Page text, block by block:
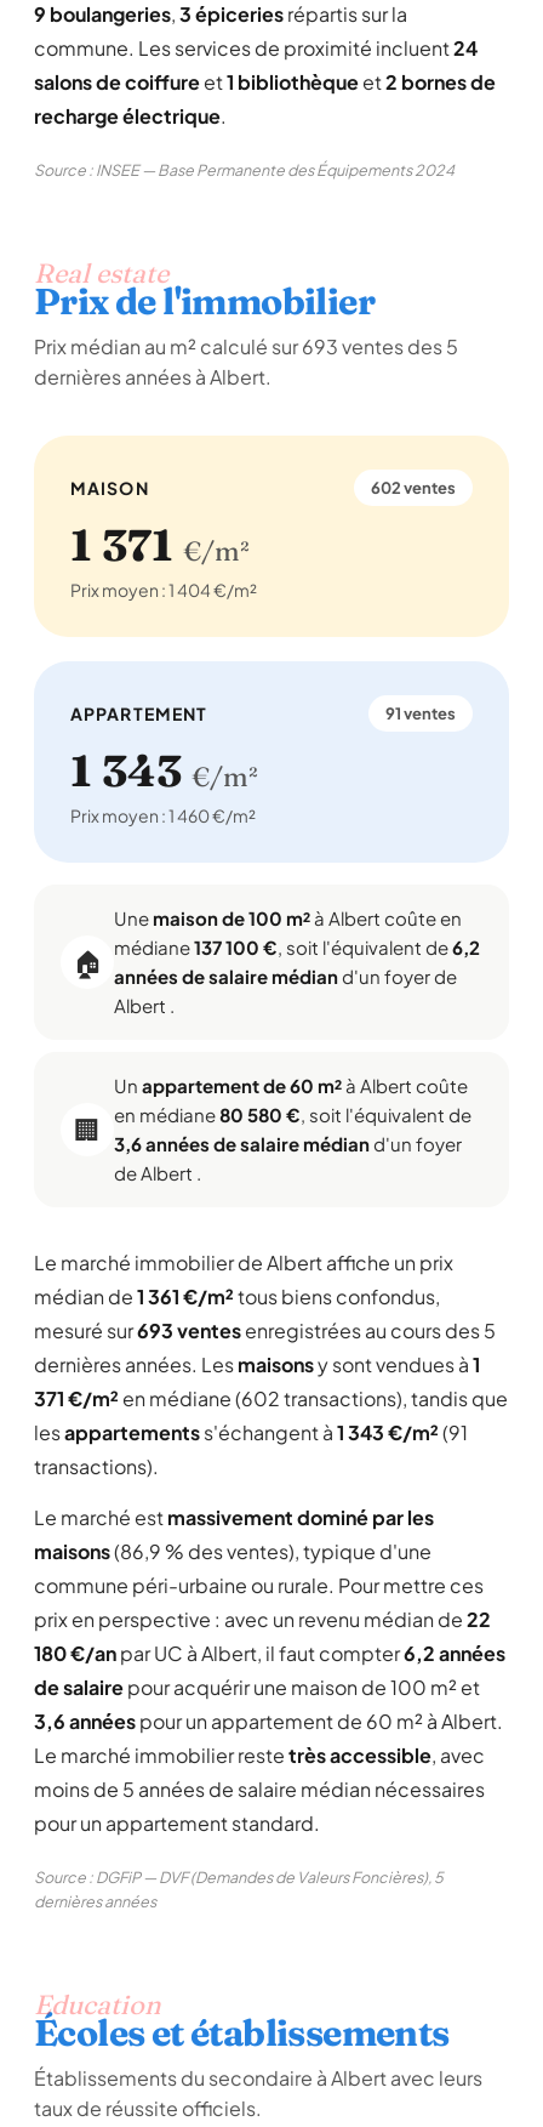
9 boulangeries,3 épiceriesrépartis sur la
commune. Les services de proximité incluent24
salons de coiffureet1 bibliothèqueet2 bornes de
recharge électrique.
Source : INSEE — Base Permanente des Équipements 2024
Real estate
Prix de l'immobilier
Prix médian au m² calculé sur 693 ventes des 5
dernières années à Albert.
MAISON 602 ventes
1 371 €/m²
Prix moyen : 1 404 €/m²
APPARTEMENT 91 ventes
1 343 €/m²
Prix moyen : 1 460 €/m²
🏠
Une maison de 100 m² à Albert coûte en
médiane137 100 €, soit l'équivalent de6,2
années de salaire médiand'un foyer de
Albert .
🏢
Un appartement de 60 m² à Albert coûte
en médiane80 580 €, soit l'équivalent de
3,6 années de salaire médiand'un foyer
de Albert .
Le marché immobilier de Albert affiche un prix
médian de1 361 €/m²tous biens confondus,
mesuré sur693 ventesenregistrées au cours des 5
dernières années. Lesmaisonsy sont vendues à1
371 €/m² en médiane (602 transactions), tandis que
lesappartementss'échangent à1 343 €/m²(91
transactions).
Le marché estmassivement dominé par les
maisons(86,9 % des ventes), typique d'une
commune péri-urbaine ou rurale. Pour mettre ces
prix en perspective : avec un revenu médian de22
180 €/anpar UC à Albert, il faut compter6,2 années
de salairepour acquérir une maison de 100 m² et
3,6 annéespour un appartement de 60 m² à Albert.
Le marché immobilier restetrès accessible, avec
moins de 5 années de salaire médian nécessaires
pour un appartement standard.
Source : DGFiP — DVF (Demandes de Valeurs Foncières), 5
dernières années
Education
Écoles et établissements
Établissements du secondaire à Albert avec leurs
taux de réussite officiels.